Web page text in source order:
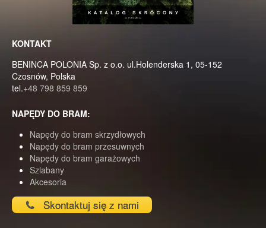
KONTAKT
BENINCA POLONIA Sp. z o.o. ul.Holenderska 1, 05-152
Czosnów, Polska
tel.+48 798 859 859
NAPĘDY DO BRAM:
Napędy do bram skrzydłowych
Napędy do bram przesuwnych
Napędy do bram garażowych
Szlabany
Akcesoria
Skontaktuj się z nami